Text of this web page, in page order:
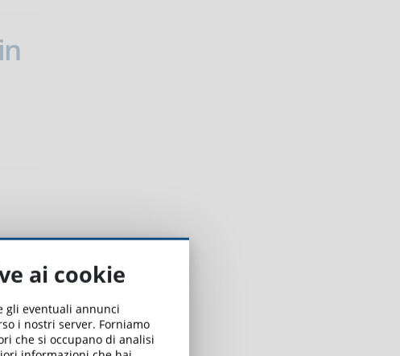
i ai cookie
gli eventuali annunci
i nostri server. Forniamo
che si occupano di analisi